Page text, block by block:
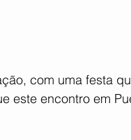
com uma festa
este encontro em